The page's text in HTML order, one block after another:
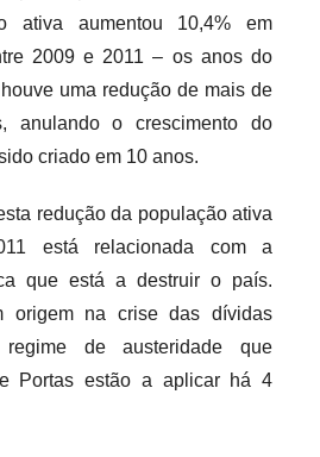
o
s
i
n
l
e
x
ativa aumentou 10,4% em
2009 e 2011 – os anos do
uma redução de mais de
anulando o crescimento do
criado em 10 anos.
redução da população ativa
está relacionada com a
que está a destruir o país.
origem na crise das dívidas
de austeridade que
Portas estão a aplicar há 4